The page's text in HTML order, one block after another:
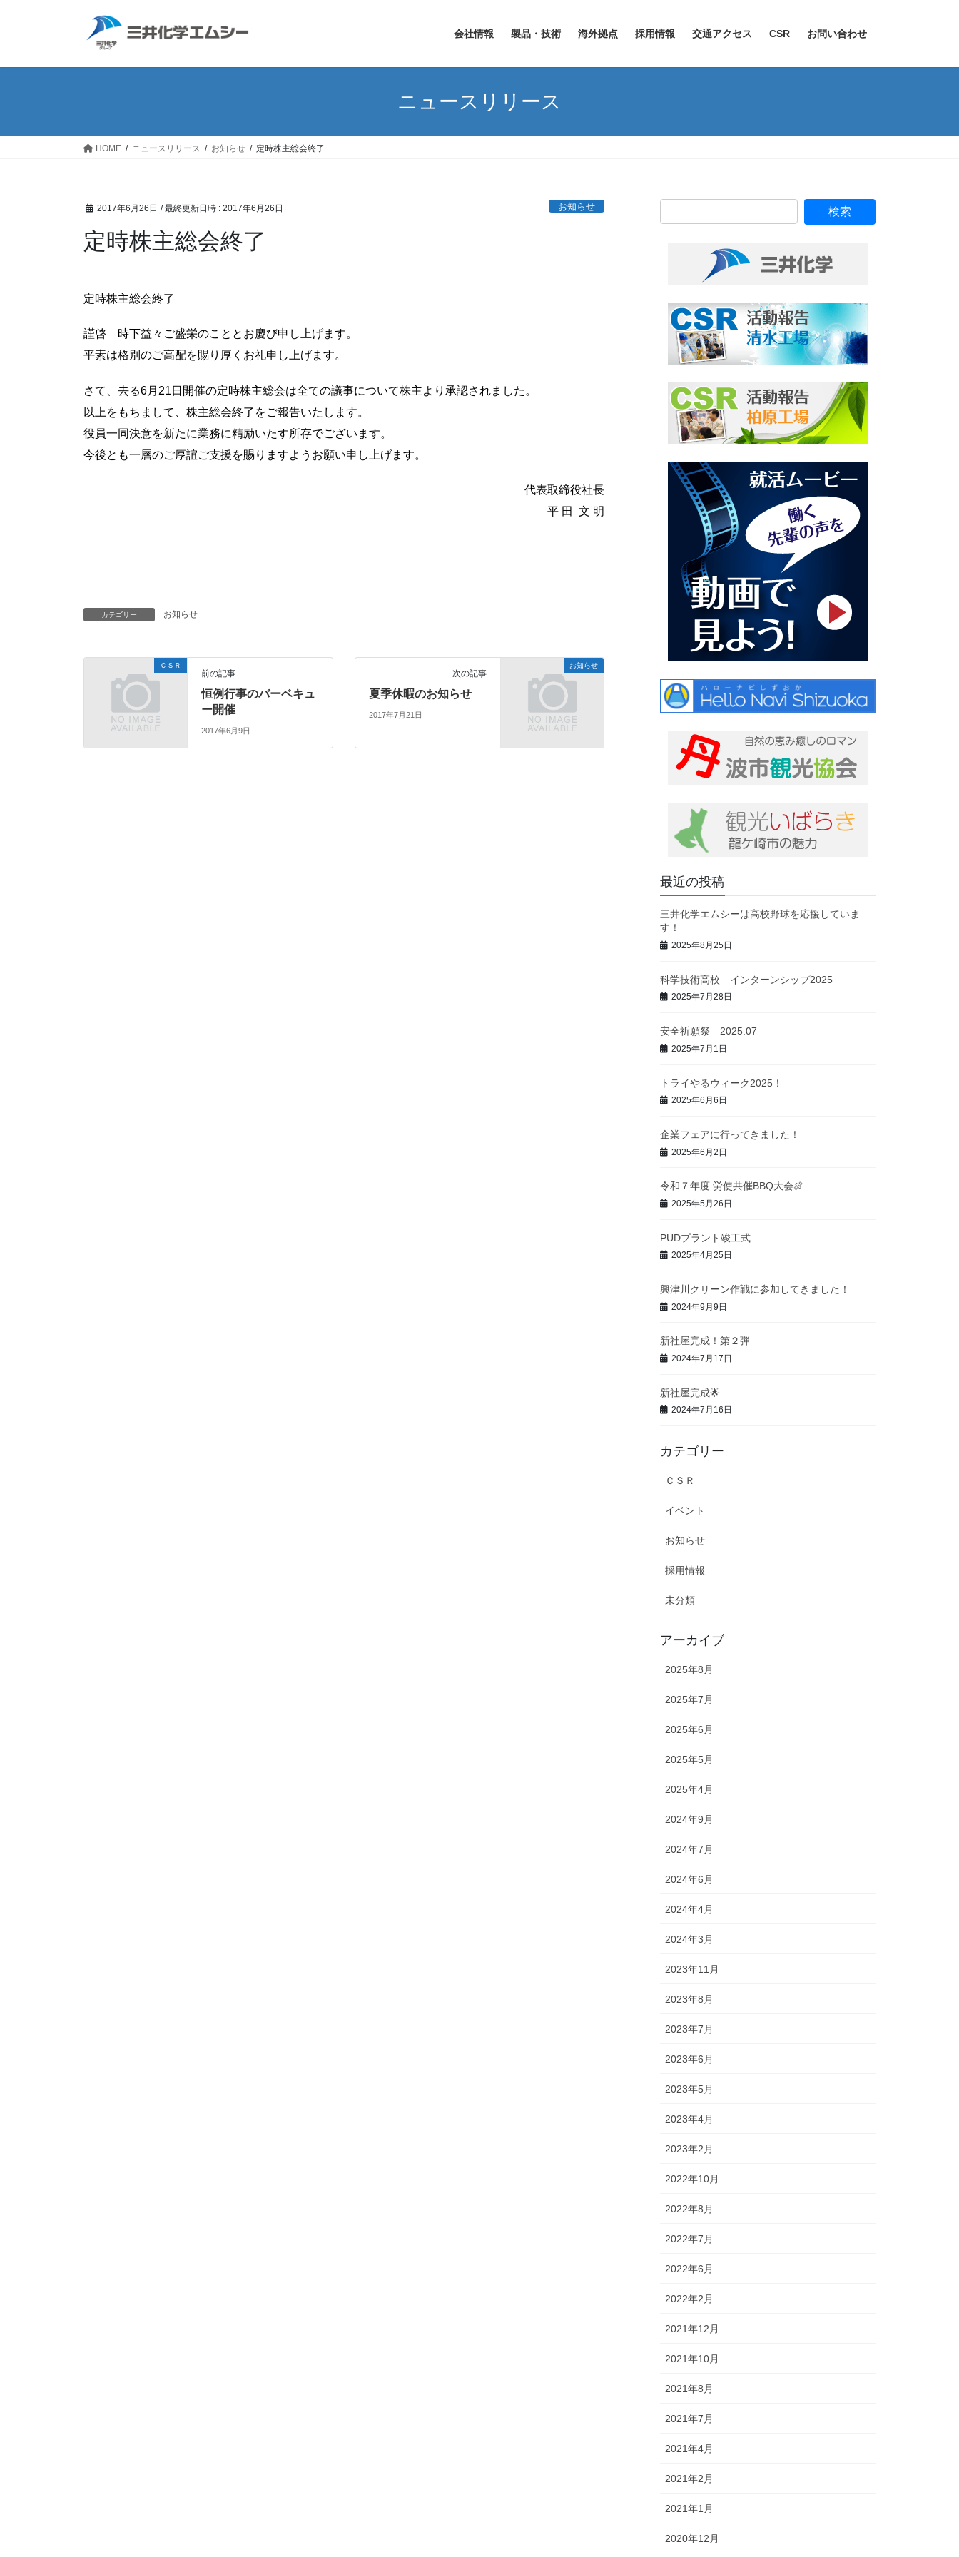
会社情報 製品・技術 海外拠点 採用情報 交通アクセス CSR お問い合わせ
ニュースリリース
HOME ニュースリリース お知らせ 定時株主総会終了
2017年6月26日 / 最終更新日時 : 2017年6月26日 お知らせ
定時株主総会終了
定時株主総会終了
謹啓 時下益々ご盛栄のこととお慶び申し上げます。
平素は格別のご高配を賜り厚くお礼申し上げます。
さて、去る6月 21 日開催の定時株主総会は全ての議事について株主より承認されました。
以上をもちまして、株主総会終了をご報告いたします。
役員一同決意を新たに業務に精励いたす所存でございます。
今後とも一層のご厚誼ご支援を賜りますようお願い申し上げます。
代表取締役社長
平 田
文 明
カテゴリー お知らせ
ＣＳＲ
前の記事
恒例行事のバーベキュ
ー開催
2017年6月9日
お知らせ
次の記事
夏季休暇のお知らせ
2017年7月21日
最近の投稿
三井化学エムシーは高校野球を応援していま
す！
2025年8月25日
科学技術高校 インターンシップ2025
2025年7月28日
安全祈願祭 2025.07
2025年7月1日
トライやるウィーク2025！
2025年6月6日
企業フェアに行ってきました！
2025年6月2日
令和７年度 労使共催BBQ大会🍖
2025年5月26日
PUDプラント竣工式
2025年4月25日
興津川クリーン作戦に参加してきました！
2024年9月9日
新社屋完成！第２弾
2024年7月17日
新社屋完成🌟
2024年7月16日
カテゴリー
ＣＳＲ
イベント
お知らせ
採用情報
未分類
アーカイブ
2025年8月
2025年7月
2025年6月
2025年5月
2025年4月
2024年9月
2024年7月
2024年6月
2024年4月
2024年3月
2023年11月
2023年8月
2023年7月
2023年6月
2023年5月
2023年4月
2023年2月
2022年10月
2022年8月
2022年7月
2022年6月
2022年2月
2021年12月
2021年10月
2021年8月
2021年7月
2021年4月
2021年2月
2021年1月
2020年12月